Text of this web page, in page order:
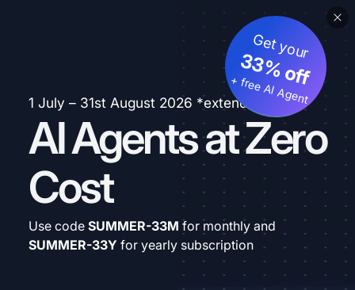
1 July – 31st August 2026 *extended
AI Agents at Zero
Cost
Get your
33% off
+ free AI Agent
Use code SUMMER-33M for monthly and
SUMMER-33Y for yearly subscription